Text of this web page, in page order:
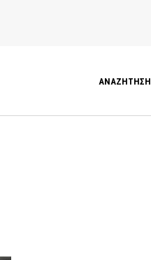
ΑΝΑΖΗΤΗΣΗ